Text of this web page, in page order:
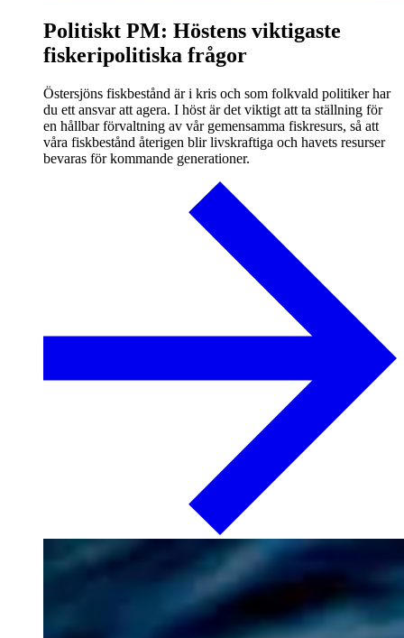
Politiskt PM: Höstens viktigaste
fiskeripolitiska frågor
Östersjöns fiskbestånd är i kris och som folkvald politiker har
du ett ansvar att agera. I höst är det viktigt att ta ställning för
en hållbar förvaltning av vår gemensamma fiskresurs, så att
våra fiskbestånd återigen blir livskraftiga och havets resurser
bevaras för kommande generationer.